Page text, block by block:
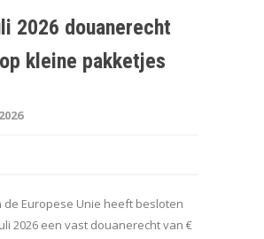
2026 douanerecht
kleine pakketjes
de Europese Unie heeft besloten
2026 een vast douanerecht van €